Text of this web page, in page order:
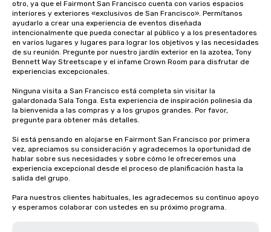
otro, ya que el Fairmont San Francisco cuenta con varios espacios
interiores y exteriores «exclusivos de San Francisco». Permítanos
ayudarlo a crear una experiencia de eventos diseñada
intencionalmente que pueda conectar al público y a los presentadores
en varios lugares y lugares para lograr los objetivos y las necesidades
de su reunión. Pregunte por nuestro jardín exterior en la azotea, Tony
Bennett Way Streetscape y el infame Crown Room para disfrutar de
experiencias excepcionales.
Ninguna visita a San Francisco está completa sin visitar la
galardonada Sala Tonga. Esta experiencia de inspiración polinesia da
la bienvenida a las compras y a los grupos grandes. Por favor,
pregunte para obtener más detalles.
Si está pensando en alojarse en Fairmont San Francisco por primera
vez, apreciamos su consideración y agradecemos la oportunidad de
hablar sobre sus necesidades y sobre cómo le ofreceremos una
experiencia excepcional desde el proceso de planificación hasta la
salida del grupo.
Para nuestros clientes habituales, les agradecemos su continuo apoyo
y esperamos colaborar con ustedes en su próximo programa.